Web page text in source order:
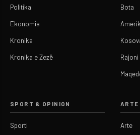
Politika
Ekonomia
Kronika
Kronika e Zezë
Bota
Rajoni
SPORT & OPINION
Sporti
ARTE
Arte